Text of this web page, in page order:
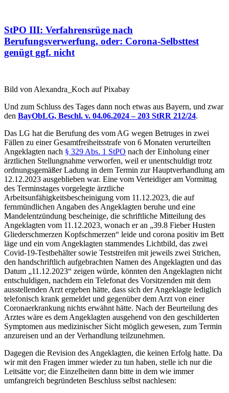
StPO III: Verfahrensrüge nach
Berufungsverwerfung, oder: Corona-Selbsttest
genügt ggf. nicht
Bild von Alexandra_Koch auf Pixabay
Und zum Schluss des Tages dann noch etwas aus Bayern, und zwar
den BayObLG, Beschl. v. 04.06.2024 – 203 StRR 212/24.
Das LG hat die Berufung des vom AG wegen Betruges in zwei
Fällen zu einer Gesamtfreiheitsstrafe von 6 Monaten verurteilten
Angeklagten nach § 329 Abs. 1 StPO nach der Einholung einer
ärztlichen Stellungnahme verworfen, weil er unentschuldigt trotz
ordnungsgemäßer Ladung in dem Termin zur Hauptverhandlung am
12.12.2023 ausgeblieben war. Eine vom Verteidiger am Vormittag
des Terminstages vorgelegte ärztliche
Arbeitsunfähigkeitsbescheinigung vom 11.12.2023, die auf
fernmündlichen Angaben des Angeklagten beruhe und eine
Mandelentzündung bescheinige, die schriftliche Mitteilung des
Angeklagten vom 11.12.2023, wonach er an „39.8 Fieber Husten
Gliederschmerzen Kopfschmerzen“ leide und corona positiv im Bett
läge und ein vom Angeklagten stammendes Lichtbild, das zwei
Covid-19-Testbehälter sowie Teststreifen mit jeweils zwei Strichen,
den handschriftlich aufgebrachten Namen des Angeklagten und das
Datum „11.12.2023“ zeigen würde, könnten den Angeklagten nicht
entschuldigen, nachdem ein Telefonat des Vorsitzenden mit dem
ausstellenden Arzt ergeben hätte, dass sich der Angeklagte lediglich
telefonisch krank gemeldet und gegenüber dem Arzt von einer
Coronaerkrankung nichts erwähnt hätte. Nach der Beurteilung des
Arztes wäre es dem Angeklagten ausgehend von den geschilderten
Symptomen aus medizinischer Sicht möglich gewesen, zum Termin
anzureisen und an der Verhandlung teilzunehmen.
Dagegen die Revision des Angeklagten, die keinen Erfolg hatte. Da
wir mit den Fragen immer wieder zu tun haben, stelle ich nur die
Leitsätte vor; die Einzelheiten dann bitte in dem wie immer
umfangreich begründeten Beschluss selbst nachlesen: